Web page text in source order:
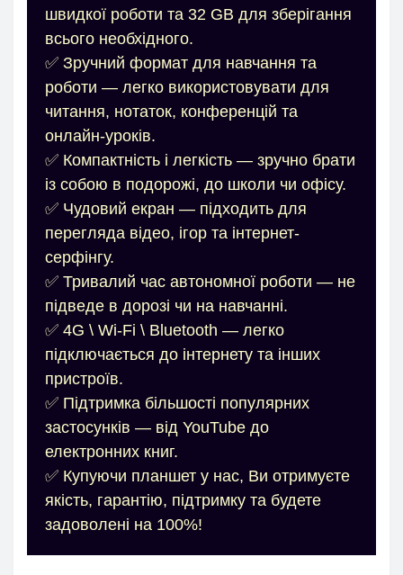
швидкої роботи та 32 GB для зберігання
всього необхідного.
✅ Зручний формат для навчання та
роботи — легко використовувати для
читання, нотаток, конференцій та
онлайн-уроків.
✅ Компактність і легкість — зручно брати
із собою в подорожі, до школи чи офісу.
✅ Чудовий екран — підходить для
перегляда відео, ігор та інтернет-
серфінгу.
✅ Тривалий час автономної роботи — не
підведе в дорозі чи на навчанні.
✅ 4G \ Wi-Fi \ Bluetooth — легко
підключається до інтернету та інших
пристроїв.
✅ Підтримка більшості популярних
застосунків — від YouTube до
електронних книг.
✅ Купуючи планшет у нас, Ви отримуєте
якість, гарантію, підтримку та будете
задоволені на 100%!